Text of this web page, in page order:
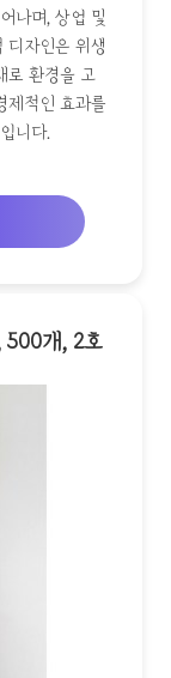
나며, 상업 및
디자인은 위생
로 환경을 고
제적인 효과를
니다.
500개, 2호